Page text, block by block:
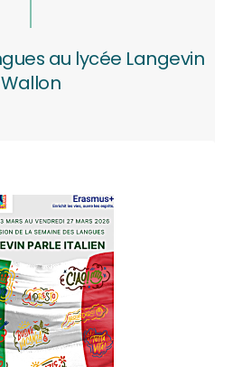
au lycée Langevin
Wallon